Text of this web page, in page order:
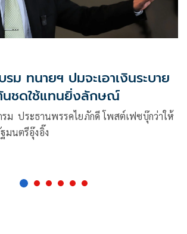
ม ทนายฯ ปมจะเอาเงินระบาย
นชดใช้แทนยิ่งลักษณ์
รม ประธานพรรคไยภักดี โพสต์เฟซบุ๊กว่าให้
มนตรีอุ๊งอิ๊ง